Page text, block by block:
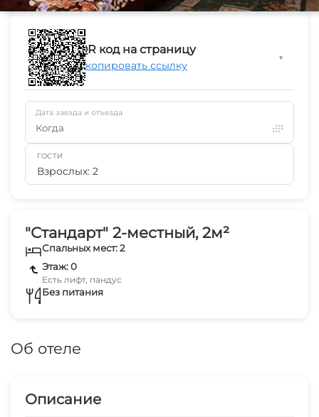
"Стандарт" 2-местный, 2м²
Спальных мест: 2
Этаж: 0
Есть лифт, пандус
Без питания
Об отеле
Описание
QR код на страницу
Скопировать ссылку
▼
Дата заезда и отъезда
Когда
ГОСТИ
Взрослых: 2